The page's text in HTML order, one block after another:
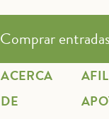
Comprar entradas
ACERCA
DE